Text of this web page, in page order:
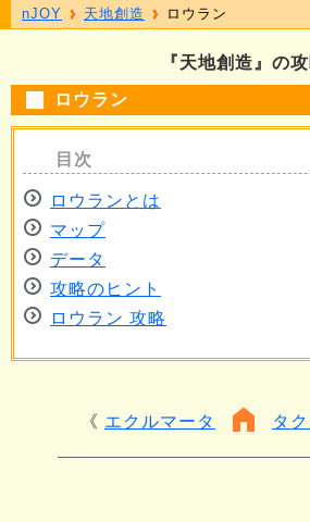
『天地創造』の
ロウラン
ロウランとは
マップ
データ
攻略のヒント
ロウラン 攻略
エクルマータ タ
nJOY 天地創造 ロウラン